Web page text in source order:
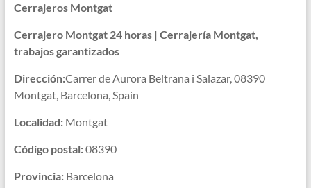
Cerrajeros Montgat
Cerrajero Montgat 24 horas | Cerrajería Montgat,
trabajos garantizados
Dirección:Carrer de Aurora Beltrana i Salazar, 08390
Montgat, Barcelona, Spain
Localidad:Montgat
Código postal:08390
Provincia:Barcelona